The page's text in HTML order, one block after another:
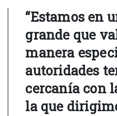
“Estamos en
grande que
manera
autoridades
cercanía con
la que